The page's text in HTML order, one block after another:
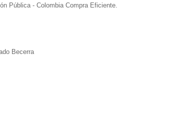
Pública - Colombia Compra Eficiente.
Becerra